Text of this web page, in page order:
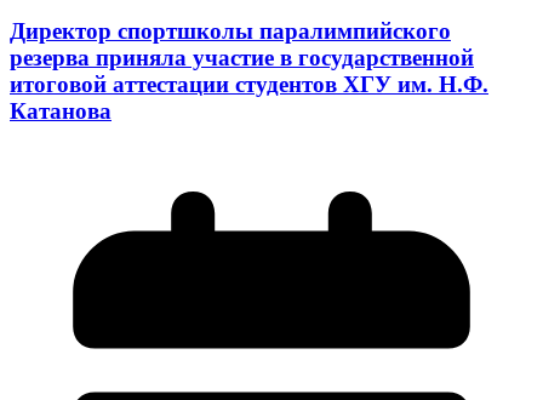
Директор спортшколы паралимпийского
резерва приняла участие в государственной
итоговой аттестации студентов ХГУ им. Н.Ф.
Катанова